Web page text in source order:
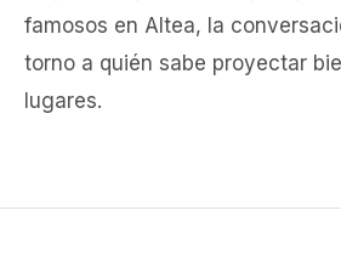
famosos en Altea, la
torno a quién sabe proyectar
lugares.